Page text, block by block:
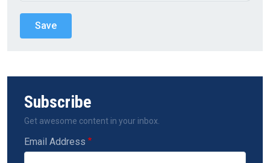
Subscribe
Get awesome content in your inbox.
Email Address